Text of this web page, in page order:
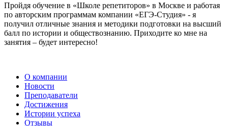
Пройдя обучение в «Школе репетиторов» в Москве и работая
по авторским программам компании «ЕГЭ-Студия» - я
получил отличные знания и методики подготовки на высший
балл по истории и обществознанию. Приходите ко мне на
занятия – будет интересно!
О компании
Новости
Преподаватели
Достижения
Истории успеха
Отзывы